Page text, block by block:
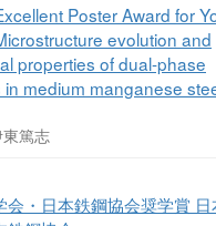
Poster Award for
evolution and
properties of dual-phase
in medium manganese
篤志
会・日本鉄鋼協会奨学賞 日